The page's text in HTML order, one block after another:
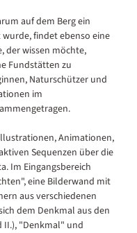
auf dem Berg ein
findet ebenso eine
der wissen möchte,
Fundstätten zu
Naturschützer und
im
Animationen,
Sequenzen über die
Im Eingangsbereich
eine Bilderwand mit
aus verschiedenen
dem Denkmal aus den
II.), "Denkmal" und